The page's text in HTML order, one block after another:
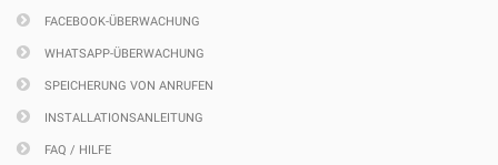
FACEBOOK-ÜBERWACHUNG
WHATSAPP-ÜBERWACHUNG
SPEICHERUNG VON ANRUFEN
INSTALLATIONSANLEITUNG
FAQ / HILFE